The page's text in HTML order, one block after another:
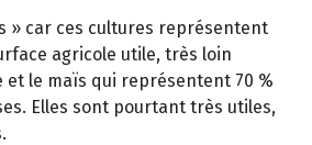
» car ces cultures représentent
agricole utile, très loin
et le maïs qui représentent 70 %
Elles sont pourtant très utiles,